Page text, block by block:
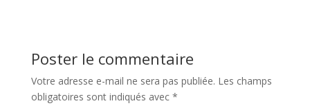
Poster le commentaire
Votre adresse e-mail ne sera pas publiée. Les champs
obligatoires sont indiqués avec *